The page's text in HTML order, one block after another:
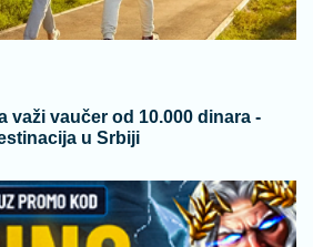
važi vaučer od 10.000 dinara -
u Srbiji